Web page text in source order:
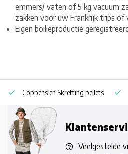
emmers/ vaten of 5 kg vacuum
zakken voor uw Frankrijk trips of
Eigen boilieproductie
Coppens en Skretting pellets
Veelgestelde